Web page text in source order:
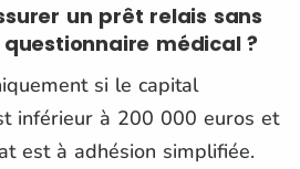
un prêt relais sans
médical ?
si le capital
inférieur à 200 000 euros et
est à adhésion simplifiée.